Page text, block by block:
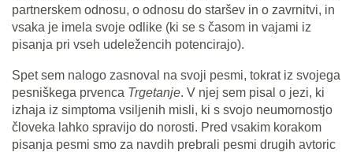
partnerskem odnosu, o odnosu do staršev in o zavrnitvi, in
vsaka je imela svoje odlike (ki se s časom in vajami iz
pisanja pri vseh udeležencih potencirajo).
Spet sem nalogo zasnoval na svoji pesmi, tokrat iz svojega
pesniškega prvenca Trgetanje. V njej sem pisal o jezi, ki
izhaja iz simptoma vsiljenih misli, ki s svojo neumornostjo
človeka lahko spravijo do norosti. Pred vsakim korakom
pisanja pesmi smo za navdih prebrali pesmi drugih avtoric